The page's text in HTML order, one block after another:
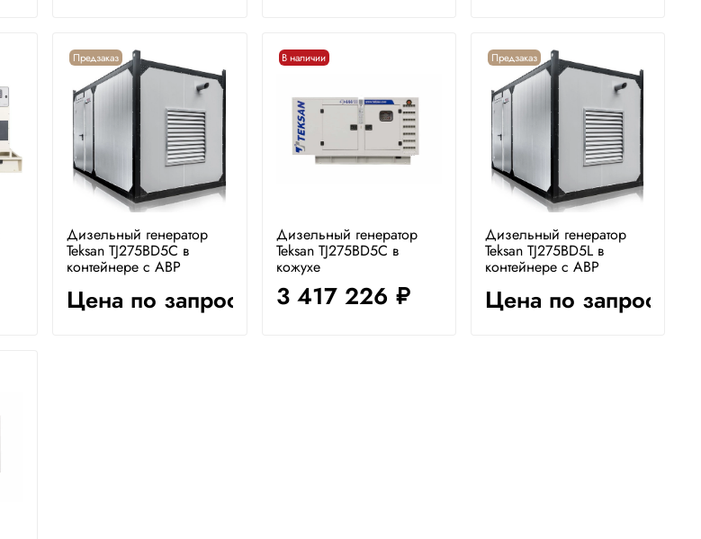
Предзаказ
Дизельный генератор
Teksan TJ275BD5C в
контейнере с АВР
Цена по запросу
В наличии
Дизельный генератор
Teksan TJ275BD5C в
кожухе
3 417 226 руб.
Предзаказ
Дизельный генератор
Teksan TJ275BD5L в
контейнере с АВР
Цена по запросу